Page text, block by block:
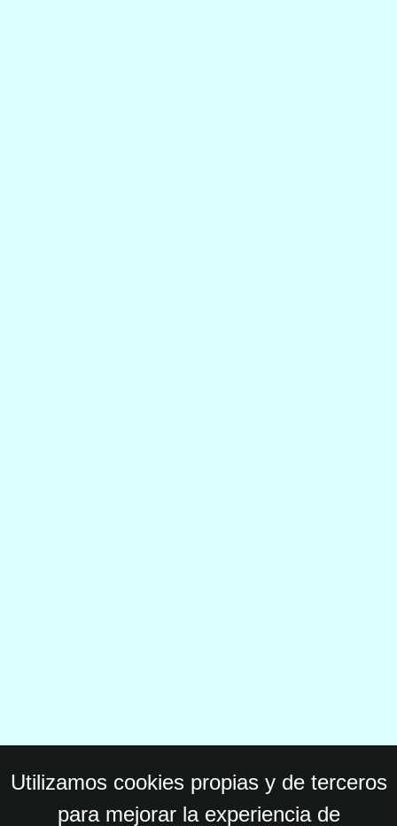
Utilizamos cookies propias y de terceros
para mejorar la experiencia de